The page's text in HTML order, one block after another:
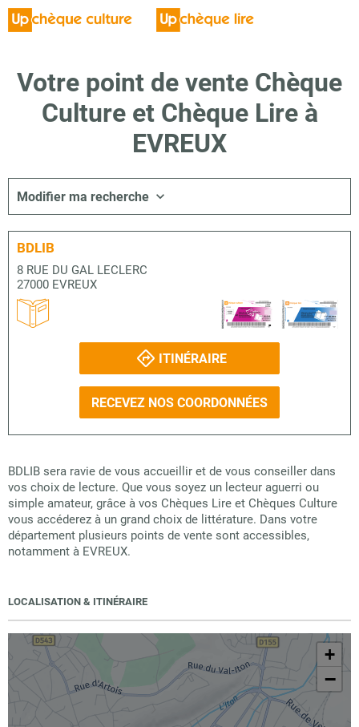
Votre point de vente Chèque
Culture et Chèque Lire à
EVREUX
Modifier ma recherche
BDLIB
8 RUE DU GAL LECLERC
27000 EVREUX
ITINÉRAIRE
RECEVEZ NOS COORDONNÉES
BDLIB sera ravie de vous accueillir et de vous conseiller dans
vos choix de lecture. Que vous soyez un lecteur aguerri ou
simple amateur, grâce à vos Chèques Lire et Chèques Culture
vous accéderez à un grand choix de littérature. Dans votre
département plusieurs points de vente sont accessibles,
notamment à EVREUX.
LOCALISATION & ITINÉRAIRE
+
−